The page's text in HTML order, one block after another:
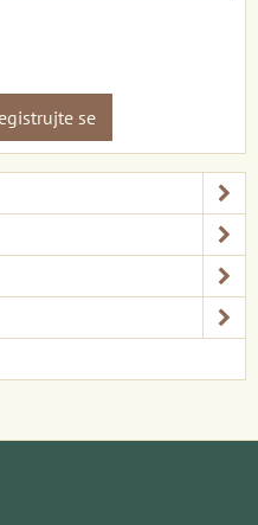
se